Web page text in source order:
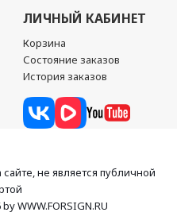
ЛИЧНЫЙ КАБИНЕТ
Корзина
Состояние заказов
История заказов
не является публичной
WWW.FORSIGN.RU